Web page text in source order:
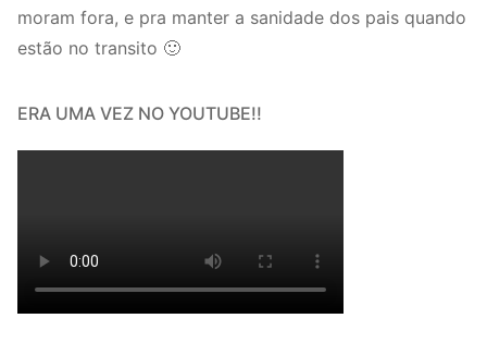
moram fora, e pra manter a sanidade dos pais quando
estão no transito 🙂
ERA UMA VEZ NO YOUTUBE!!